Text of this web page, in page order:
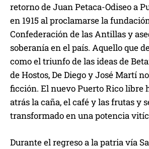
retorno de Juan Petaca-Odiseo a
en 1915 al proclamarse la
Confederación de las Antillas y
soberanía en el país. Aquello que
como el triunfo de las ideas de
de Hostos, De Diego y José Martí
ficción. El nuevo Puerto Rico libre
atrás la caña, el café y las frutas y
transformado en una potencia
Durante el regreso a la patria vía